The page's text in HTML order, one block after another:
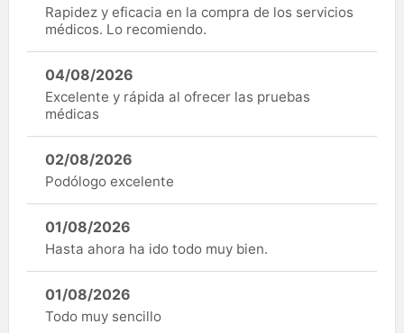
Rapidez y eficacia en la compra de los servicios
médicos. Lo recomiendo.
04/08/2026
Excelente y rápida al ofrecer las pruebas
médicas
02/08/2026
Podólogo excelente
01/08/2026
Hasta ahora ha ido todo muy bien.
01/08/2026
Todo muy sencillo